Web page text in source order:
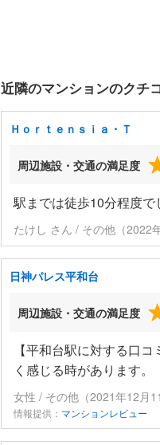
近隣のマンションのクチ
Ｈｏｒｔｅｎｓｉａ・Ｔ
周辺施設・交通の満足度
駅までは徒歩10分程度で
たけし さん / その他（2022
日神パレス平和台
周辺施設・交通の満足度
【平和台駅に対する口
く感じる時があります。
女性 / その他（2021年12月
情報提供： マンションレビュー